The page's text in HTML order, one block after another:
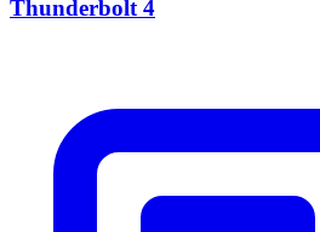
Thunderbolt 4